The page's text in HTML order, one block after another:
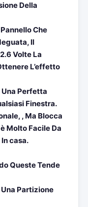
Della
Che
Il
Volte La
L’effetto
Una Perfetta
Finestra.
, Ma Blocca
Molto Facile Da
casa.
Queste Tende
Partizione